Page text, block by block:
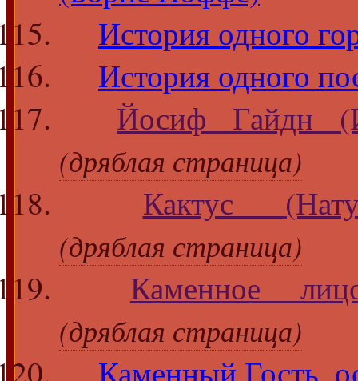
История одного
История одного
Йосиф Гайдн
(дряблая страница)
Кактус
(дряблая страница)
Каменное
(дряблая страница)
Каменный Гость,